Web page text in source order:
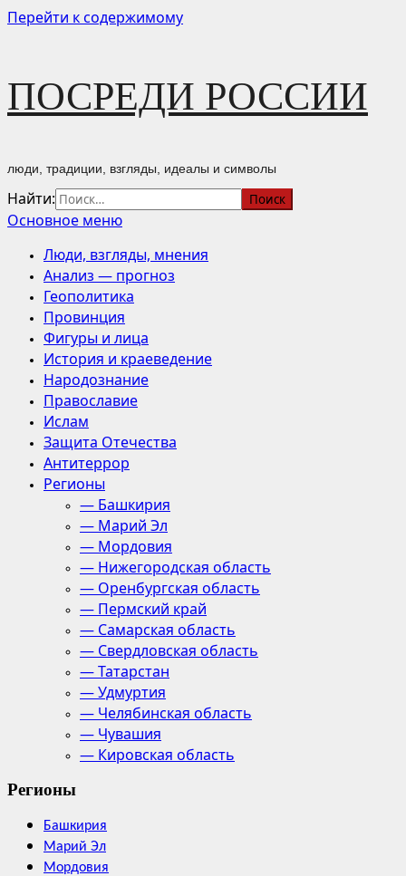
Перейти к содержимому
ПОСРЕДИ РОССИИ
люди, традиции, взгляды, идеалы и символы
Найти:
Основное меню
Люди, взгляды, мнения
Анализ — прогноз
Геополитика
Провинция
Фигуры и лица
История и краеведение
Народознание
Православие
Ислам
Защита Отечества
Антитеррор
Регионы
— Башкирия
— Марий Эл
— Мордовия
— Нижегородская область
— Оренбургская область
— Пермский край
— Самарская область
— Свердловская область
— Татарстан
— Удмуртия
— Челябинская область
— Чувашия
— Кировская область
Регионы
Башкирия
Марий Эл
Мордовия